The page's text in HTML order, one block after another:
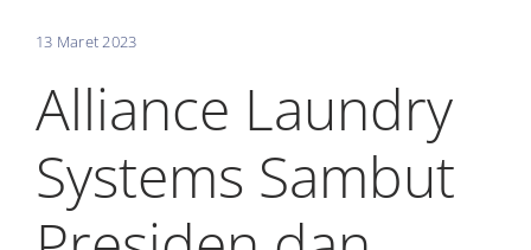
Hubungi Kami
13 Maret 2023
Alliance Laundry
Systems Sambut